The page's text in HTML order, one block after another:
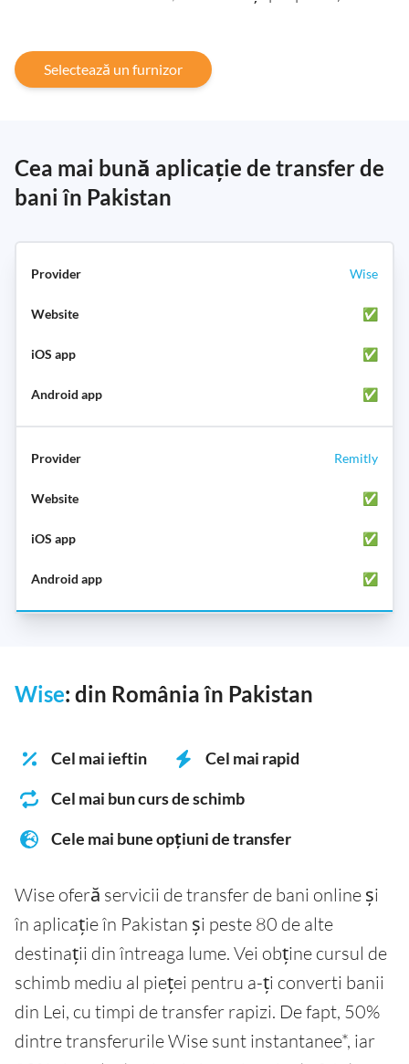
Selectează un furnizor
Cea mai bună aplicație de transfer de
bani în Pakistan
Wise
✅
✅
✅
Remitly
✅
✅
✅
Wise: din România în Pakistan
Cel mai ieftin
Cel mai rapid
Cel mai bun curs de schimb
Cele mai bune opțiuni de transfer
Wise oferă servicii de transfer de bani online și
în aplicație în Pakistan și peste 80 de alte
destinații din întreaga lume. Vei obține cursul de
schimb mediu al pieței pentru a-ți converti banii
din Lei, cu timpi de transfer rapizi. De fapt, 50%
dintre transferurile Wise sunt instantanee*, iar